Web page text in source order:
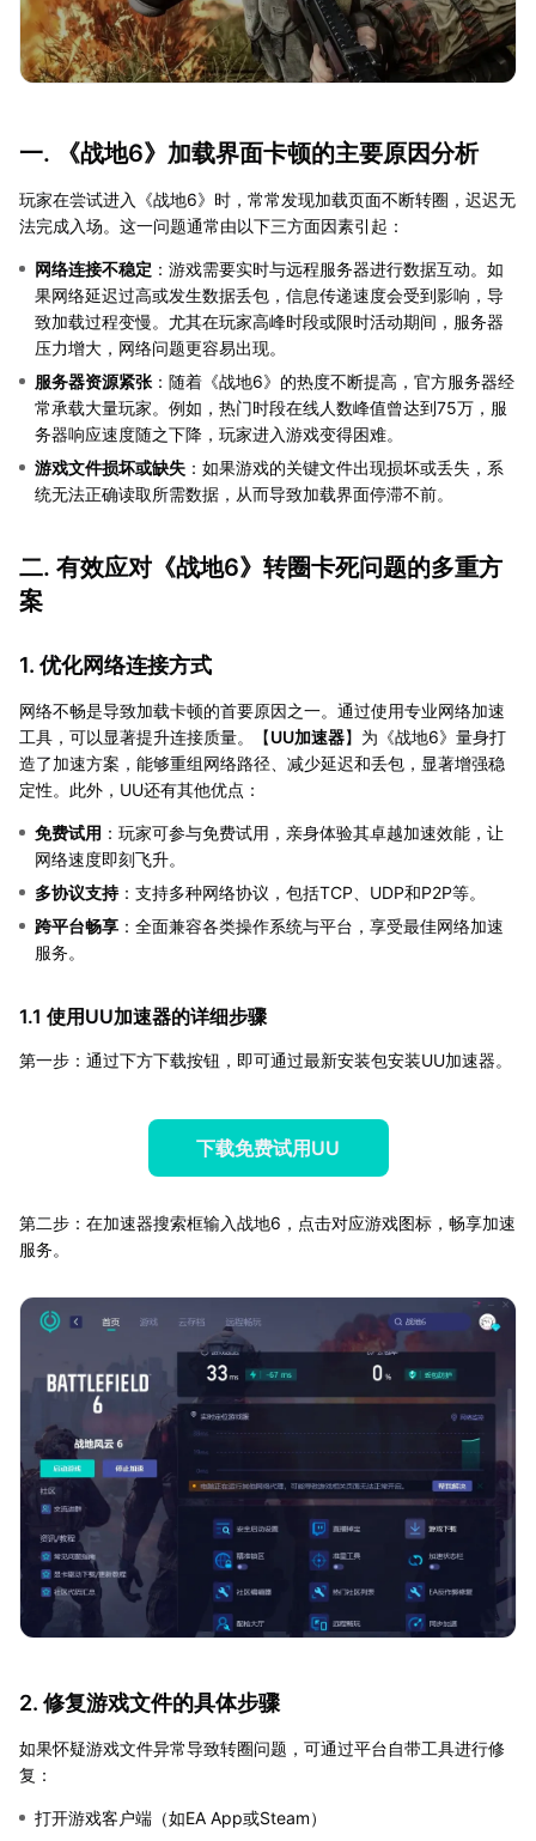
一. 《战地6》加载界面卡顿的主要原因分析
玩家在尝试进入《战地6》时，常常发现加载页面不断转圈，迟迟无
法完成入场。这一问题通常由以下三方面因素引起：
网络连接不稳定 ：游戏需要实时与远程服务器进行数据互动。如
果网络延迟过高或发生数据丢包，信息传递速度会受到影响，导
致加载过程变慢。尤其在玩家高峰时段或限时活动期间，服务器
压力增大，网络问题更容易出现。
服务器资源紧张 ：随着《战地6》的热度不断提高，官方服务器经
常承载大量玩家。例如，热门时段在线人数峰值曾达到75万，服
务器响应速度随之下降，玩家进入游戏变得困难。
游戏文件损坏或缺失 ：如果游戏的关键文件出现损坏或丢失，系
统无法正确读取所需数据，从而导致加载界面停滞不前。
二. 有效应对《战地6》转圈卡死问题的多重方
案
1. 优化网络连接方式
网络不畅是导致加载卡顿的首要原因之一。通过使用专业网络加速
工具，可以显著提升连接质量。【UU加速器】为《战地6》量身打
造了加速方案，能够重组网络路径、减少延迟和丢包，显著增强稳
定性。此外，UU还有其他优点：
免费试用 ：玩家可参与免费试用，亲身体验其卓越加速效能，让
网络速度即刻飞升。
多协议支持：支持多种网络协议，包括TCP、UDP和P2P等。
跨平台畅享 ：全面兼容各类操作系统与平台，享受最佳网络加速
服务。
1.1 使用UU加速器的详细步骤
第一步：通过下方下载按钮，即可通过最新安装包安装UU加速器。
下载免费试用UU
第二步：在加速器搜索框输入战地6，点击对应游戏图标，畅享加速
服务。
2. 修复游戏文件的具体步骤
如果怀疑游戏文件异常导致转圈问题，可通过平台自带工具进行修
复：
打开游戏客户端（如EA App或Steam）